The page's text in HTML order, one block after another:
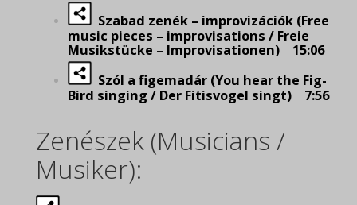
Szabad zenék – improvizációk (Free
music pieces – improvisations / Freie
Musikstücke – Improvisationen) 15:06
Szól a figemadár (You hear the Fig-
Bird singing / Der Fitisvogel singt) 7:56
Zenészek (Musicians /
Musiker):